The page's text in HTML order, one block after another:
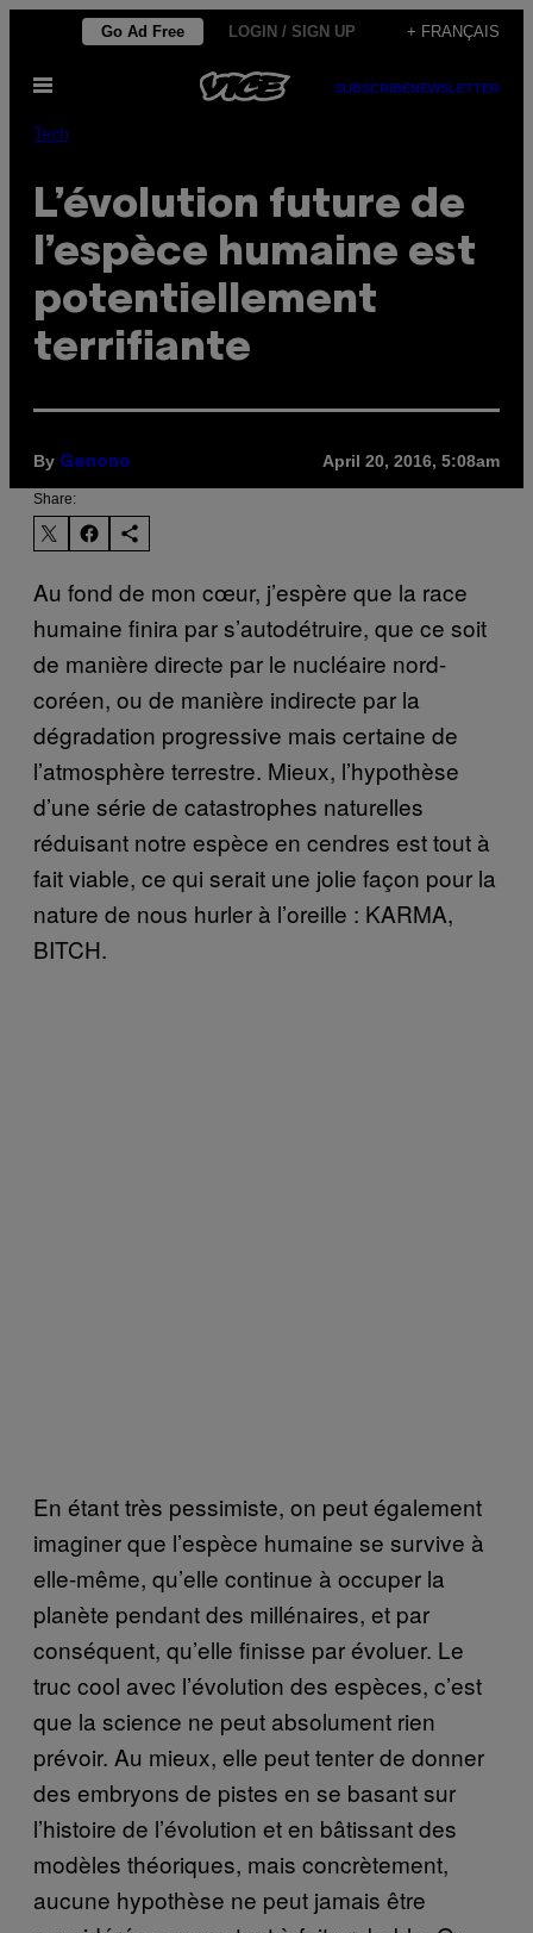
content
Go Ad Free LOGIN / SIGN UP + FRANÇAIS
Open
SUBSCRIBENEWSLETTER
Tech
L’évolution future de
l’espèce humaine est
potentiellement
terrifiante
By Genono April 20, 2016, 5:08am
Share:
Au fond de mon cœur, j’espère que la race
humaine finira par s’autodétruire, que ce soit
de manière directe par le nucléaire nord-
coréen, ou de manière indirecte par la
dégradation progressive mais certaine de
l’atmosphère terrestre. Mieux, l’hypothèse
d’une série de catastrophes naturelles
réduisant notre espèce en cendres est tout à
fait viable, ce qui serait une jolie façon pour la
nature de nous hurler à l’oreille : KARMA,
BITCH.
En étant très pessimiste, on peut également
imaginer que l’espèce humaine se survive à
elle-même, qu’elle continue à occuper la
planète pendant des millénaires, et par
conséquent, qu’elle finisse par évoluer. Le
truc cool avec l’évolution des espèces, c’est
que la science ne peut absolument rien
prévoir. Au mieux, elle peut tenter de donner
des embryons de pistes en se basant sur
l’histoire de l’évolution et en bâtissant des
modèles théoriques, mais concrètement,
aucune hypothèse ne peut jamais être